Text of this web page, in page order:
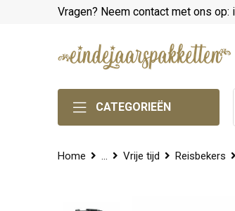
Vragen? Neem contact met ons
CATEGORIEËN
Home ... Vrije tijd Reisbekers